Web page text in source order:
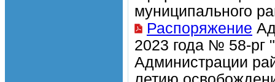
муниципального
Распоряжение
2023 года № 58-рг
Администрации